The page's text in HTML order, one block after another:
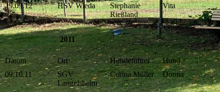
29.09.12
HSV Wieda
Stephanie
Rießland
Vita
2011
Datum Ort Hundeführer
Hund
09.10.11
SGV
Langelsheim
Corina Müller Donna